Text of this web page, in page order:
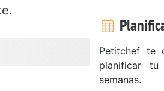
Petitchef te
planificar
semanas.